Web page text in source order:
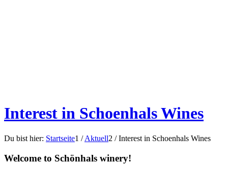
Interest in Schoenhals Wines
Du bist hier: Startseite1 / Aktuell2 / Interest in Schoenhals Wines
Welcome to Schönhals winery!